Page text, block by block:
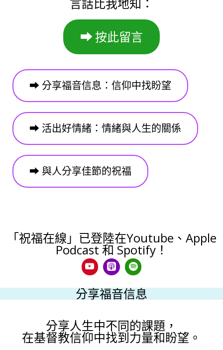
⮕按此留言
⮕ 分享福音信息：信仰中找盼望
⮕ 活出好情緒：情緒與人生的關係
⮕ 與人分享佳節的祝福
「祝福在線」已登陸在Youtube、Apple
Podcast 和 Spotify！
分享福音信息
分享人生中不同的課題，
在基督教信仰中找到力量和盼望。